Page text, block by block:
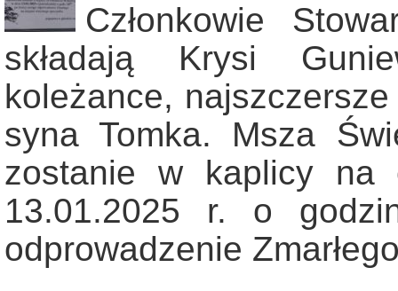
Członkowie
składają Krysi
koleżance,
syna Tomka. Msza
zostanie w kaplicy na
13.01.2025 r. o
odprowadzenie